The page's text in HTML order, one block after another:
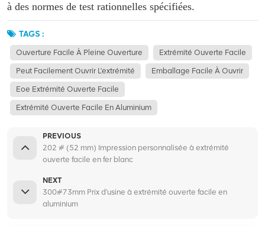
à des normes de test rationnelles spécifiées.
TAGS :
Ouverture Facile À Pleine Ouverture Extrémité Ouverte Facile
Peut Facilement Ouvrir L'extrémité Emballage Facile À Ouvrir
Eoe Extrémité Ouverte Facile
Extrémité Ouverte Facile En Aluminium
PREVIOUS
202 # (52 mm) Impression personnalisée à extrémité
ouverte facile en fer blanc
NEXT
300#73mm Prix d'usine à extrémité ouverte facile en
aluminium